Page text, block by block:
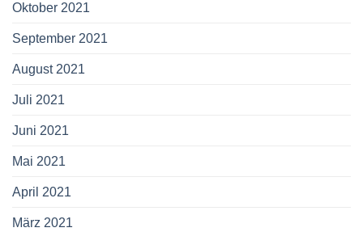
Oktober 2021
September 2021
August 2021
Juli 2021
Juni 2021
Mai 2021
April 2021
März 2021